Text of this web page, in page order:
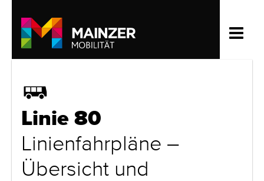
Bus
Linie 80
Linienfahrpläne –
Übersicht und